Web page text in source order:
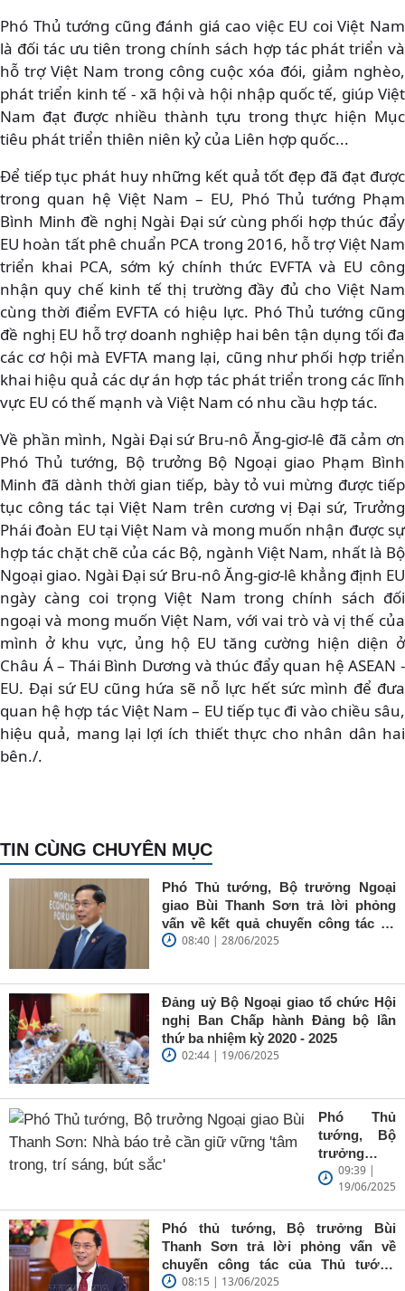
Phó Thủ tướng cũng đánh giá cao việc EU coi Việt Nam
là đối tác ưu tiên trong chính sách hợp tác phát triển và
hỗ trợ Việt Nam trong công cuộc xóa đói, giảm nghèo,
phát triển kinh tế - xã hội và hội nhập quốc tế, giúp Việt
Nam đạt được nhiều thành tựu trong thực hiện Mục
tiêu phát triển thiên niên kỷ của Liên hợp quốc...
Để tiếp tục phát huy những kết quả tốt đẹp đã đạt được
trong quan hệ Việt Nam – EU, Phó Thủ tướng Phạm
Bình Minh đề nghị Ngài Đại sứ cùng phối hợp thúc đẩy
EU hoàn tất phê chuẩn PCA trong 2016, hỗ trợ Việt Nam
triển khai PCA, sớm ký chính thức EVFTA và EU công
nhận quy chế kinh tế thị trường đầy đủ cho Việt Nam
cùng thời điểm EVFTA có hiệu lực. Phó Thủ tướng cũng
đề nghị EU hỗ trợ doanh nghiệp hai bên tận dụng tối đa
các cơ hội mà EVFTA mang lại, cũng như phối hợp triển
khai hiệu quả các dự án hợp tác phát triển trong các lĩnh
vực EU có thế mạnh và Việt Nam có nhu cầu hợp tác.
Về phần mình, Ngài Đại sứ Bru-nô Ăng-giơ-lê đã cảm ơn
Phó Thủ tướng, Bộ trưởng Bộ Ngoại giao Phạm Bình
Minh đã dành thời gian tiếp, bày tỏ vui mừng được tiếp
tục công tác tại Việt Nam trên cương vị Đại sứ, Trưởng
Phái đoàn EU tại Việt Nam và mong muốn nhận được sự
hợp tác chặt chẽ của các Bộ, ngành Việt Nam, nhất là Bộ
Ngoại giao. Ngài Đại sứ Bru-nô Ăng-giơ-lê khẳng định EU
ngày càng coi trọng Việt Nam trong chính sách đối
ngoại và mong muốn Việt Nam, với vai trò và vị thế của
mình ở khu vực, ủng hộ EU tăng cường hiện diện ở
Châu Á – Thái Bình Dương và thúc đẩy quan hệ ASEAN -
EU. Đại sứ EU cũng hứa sẽ nỗ lực hết sức mình để đưa
quan hệ hợp tác Việt Nam – EU tiếp tục đi vào chiều sâu,
hiệu quả, mang lại lợi ích thiết thực cho nhân dân hai
bên./.
TIN CÙNG CHUYÊN MỤC
Phó Thủ tướng, Bộ trưởng Ngoại
giao Bùi Thanh Sơn trả lời phỏng
vấn về kết quả chuyến công tác tại
Trung Quốc của Thủ tướng Chính
08:40 | 28/06/2025
Đảng uỷ Bộ Ngoại giao tổ chức Hội
nghị Ban Chấp hành Đảng bộ lần
thứ ba nhiệm kỳ 2020 - 2025
02:44 | 19/06/2025
Phó Thủ
tướng, Bộ
trưởng
Ngoại giao
Bùi Thanh
Sơn: Nhà
báo trẻ cần
giữ vững
'tâm trong,
09:39 |
19/06/2025
Phó thủ tướng, Bộ trưởng Bùi
Thanh Sơn trả lời phỏng vấn về
chuyến công tác của Thủ tướng
Chính phủ đến Estonia, Pháp và
08:15 | 13/06/2025